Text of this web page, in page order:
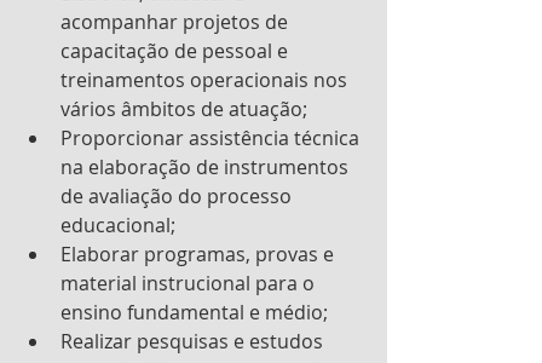
acompanhar projetos de
capacitação de pessoal e
treinamentos operacionais nos
vários âmbitos de atuação;
Proporcionar assistência técnica
na elaboração de instrumentos
de avaliação do processo
educacional;
Elaborar programas, provas e
material instrucional para o
ensino fundamental e médio;
Realizar pesquisas e estudos